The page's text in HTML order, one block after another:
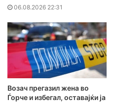
06.08.2026 22:31
Возач прегазил жена во
Ѓорче и избегал, оставајќи ја